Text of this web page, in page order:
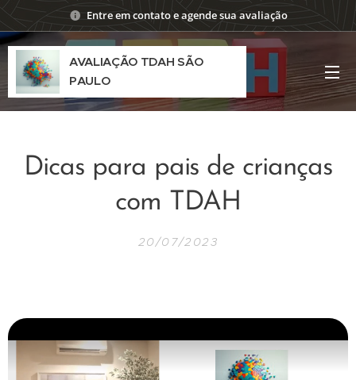
Entre em contato e agende sua avaliação
AVALIAÇÃO TDAH SÃO
PAULO
Dicas para pais de crianças
com TDAH
20/07/2023